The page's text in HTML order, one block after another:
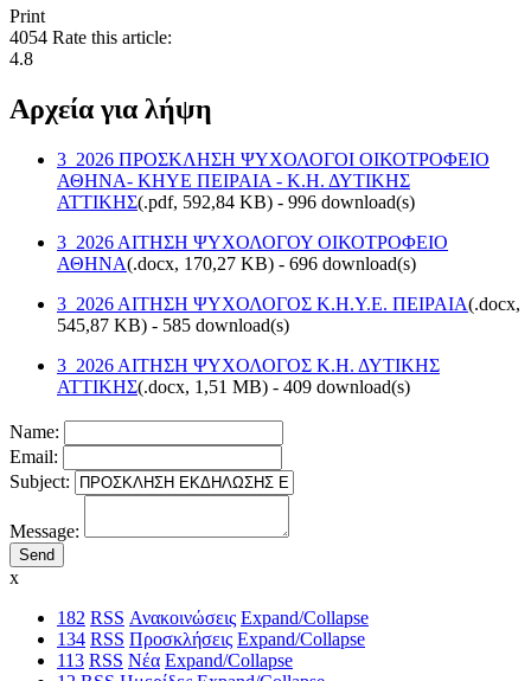
Print
4054 Rate this article:
4.8
Αρχεία για λήψη
3_2026 ΠΡΟΣΚΛΗΣΗ ΨΥΧΟΛΟΓΟΙ ΟΙΚΟΤΡΟΦΕΙΟ
ΑΘΗΝΑ- ΚΗΥΕ ΠΕΙΡΑΙΑ - Κ.Η. ΔΥΤΙΚΗΣ
ΑΤΤΙΚΗΣ(.pdf, 592,84 KB) - 996 download(s)
3_2026 ΑΙΤΗΣΗ ΨΥΧΟΛΟΓΟΥ ΟΙΚΟΤΡΟΦΕΙΟ
ΑΘΗΝΑ(.docx, 170,27 KB) - 696 download(s)
3_2026 ΑΙΤΗΣΗ ΨΥΧΟΛΟΓΟΣ Κ.Η.Υ.Ε. ΠΕΙΡΑΙΑ(.docx,
545,87 KB) - 585 download(s)
3_2026 ΑΙΤΗΣΗ ΨΥΧΟΛΟΓΟΣ Κ.Η. ΔΥΤΙΚΗΣ
ΑΤΤΙΚΗΣ(.docx, 1,51 MB) - 409 download(s)
Name:
Email:
Subject:
Message:
x
182 RSS Ανακοινώσεις Expand/Collapse
134 RSS Προσκλήσεις Expand/Collapse
113 RSS Νέα Expand/Collapse